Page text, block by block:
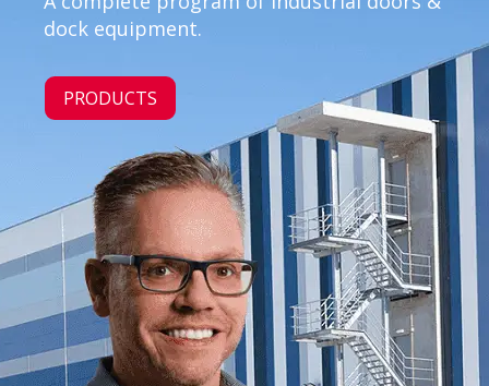
dock equipment.
PRODUCTS